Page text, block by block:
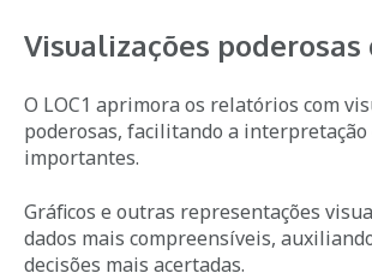
Visualizações poderosas
O LOC1 aprimora os relatórios com
poderosas, facilitando a interpretação
importantes.
Gráficos e outras representações
dados mais compreensíveis,
decisões mais acertadas.